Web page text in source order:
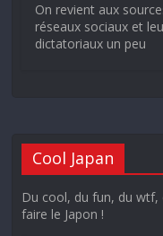
On revient aux
réseaux sociaux et
dictatoriaux un peu
Cool Japan
Du cool, du fun, du wtf,
faire le Japon !